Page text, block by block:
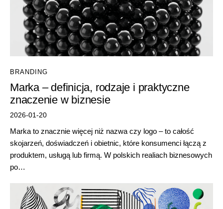
BRANDING
Marka – definicja, rodzaje i praktyczne
znaczenie w biznesie
2026-01-20
Marka to znacznie więcej niż nazwa czy logo – to całość
skojarzeń, doświadczeń i obietnic, które konsumenci łączą z
produktem, usługą lub firmą. W polskich realiach biznesowych
po…